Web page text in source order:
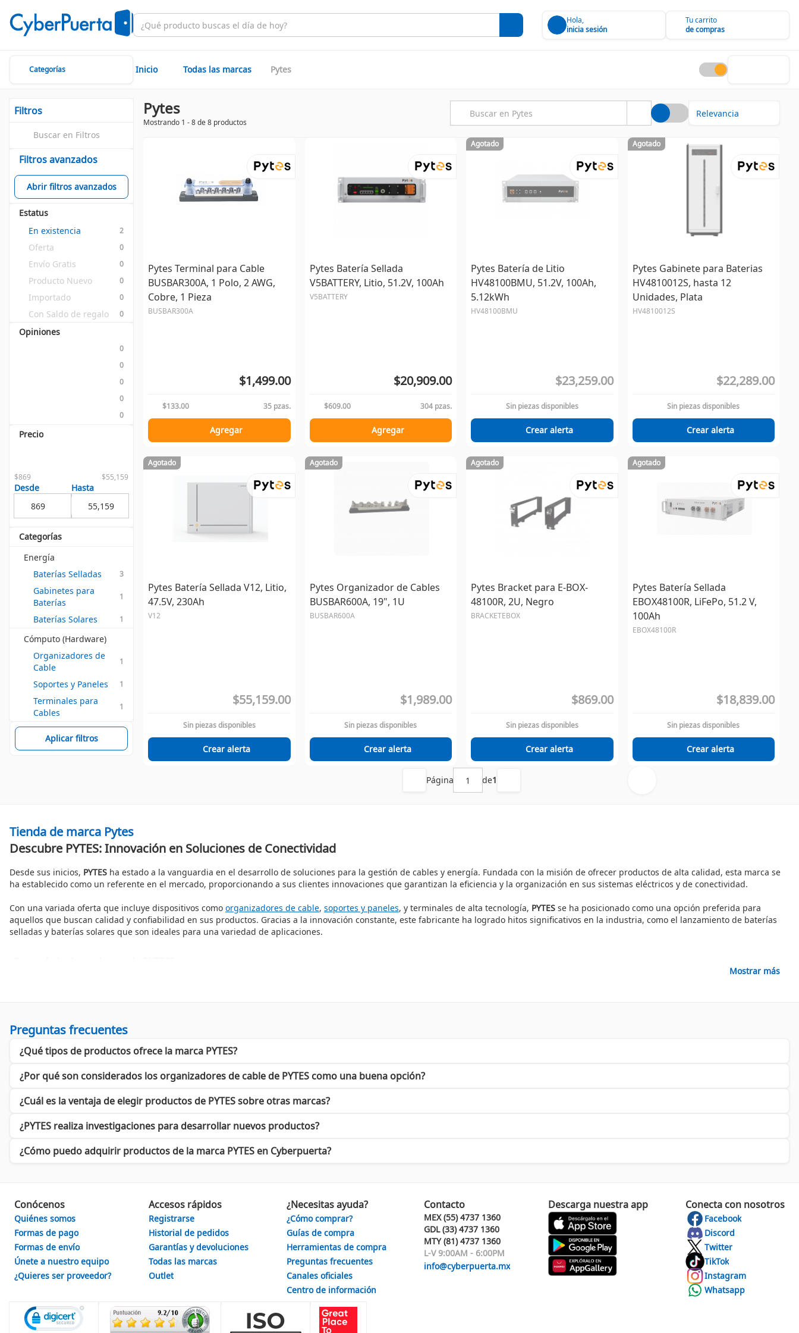
Hola,
inicia sesión
Tu carrito
de compras
Categorías Inicio Todas las marcas Pytes
Filtros
Filtros avanzados
Abrir filtros avanzados
Estatus
En existencia
2
Oferta 0
Envío Gratis 0
Producto Nuevo 0
Importado 0
Con Saldo de regalo 0
Opiniones
0
0
0
0
0
Precio
$869 $55,159
Desde Hasta
Categorías
Energía
Baterías Selladas
3
Gabinetes para
Baterías
1
Baterías Solares 1
Cómputo (Hardware)
Organizadores de
Cable
1
Soportes y Paneles 1
Terminales para
Cables
1
Aplicar filtros
Pytes
Mostrando 1 - 8 de 8 productos
Pytes Terminal para Cable
BUSBAR300A, 1 Polo, 2 AWG,
Cobre, 1 Pieza
BUSBAR300A
$1,499.00
$133.00 35 pzas.
Agregar
Pytes Batería Sellada
V5BATTERY, Litio, 51.2V, 100Ah
V5BATTERY
$20,909.00
$609.00 304 pzas.
Agregar
Agotado
Pytes Batería de Litio
HV48100BMU, 51.2V, 100Ah,
5.12kWh
HV48100BMU
$23,259.00
Sin piezas disponibles
Crear alerta
Agotado
Pytes Gabinete para Baterias
HV4810012S, hasta 12
Unidades, Plata
HV4810012S
$22,289.00
Sin piezas disponibles
Crear alerta
Agotado
Pytes Batería Sellada V12, Litio,
47.5V, 230Ah
V12
$55,159.00
Sin piezas disponibles
Crear alerta
Agotado
Pytes Organizador de Cables
BUSBAR600A, 19", 1U
BUSBAR600A
$1,989.00
Sin piezas disponibles
Crear alerta
Agotado
Pytes Bracket para E-BOX-
48100R, 2U, Negro
BRACKETEBOX
$869.00
Sin piezas disponibles
Crear alerta
Agotado
Pytes Batería Sellada
EBOX48100R, LiFePo, 51.2 V,
100Ah
EBOX48100R
$18,839.00
Sin piezas disponibles
Crear alerta
Página de1
Tienda de marca Pytes
Descubre PYTES: Innovación en Soluciones de Conectividad
Desde sus inicios, PYTES ha estado a la vanguardia en el desarrollo de soluciones para la gestión de cables y energía. Fundada con la misión de ofrecer productos de alta calidad, esta marca se
ha establecido como un referente en el mercado, proporcionando a sus clientes innovaciones que garantizan la eficiencia y la organización en sus sistemas eléctricos y de conectividad.
Con una variada oferta que incluye dispositivos como organizadores de cable, soportes y paneles, y terminales de alta tecnología, PYTES se ha posicionado como una opción preferida para
aquellos que buscan calidad y confiabilidad en sus productos. Gracias a la innovación constante, este fabricante ha logrado hitos significativos en la industria, como el lanzamiento de baterías
selladas y baterías solares que son ideales para una variedad de aplicaciones.
Al explorar la oferta dePYTES, encontrarás:
Organizadores de Cable
Soportes y Paneles: Ideales para instalar componentes de manera segura y eficiente.
Baterías Selladas: Ofrecen un rendimiento confiable en cualquier situación.
No importa el proyecto que tengas en mente,
cuenta con la solución ideal. Con el respaldo de una marca sólida y reconocida, puedes confiar en la calidad y el rendimiento de cada uno de
sus productos. Visita nuestra tienda y transforma la manera en que gestionas tus cables y energía.
En resumen, el éxito dePYTESradica en su capacidad para adaptarse a las necesidades del mercado y ofrecer productos innovadores que realmente hacen la diferencia. ¿Estás listo para dar el
siguiente paso en tus proyectos de conectividad? ¡Descubre todo lo quePYTEStiene para ofrecerte hoy mismo!
Mostrar más
Preguntas frecuentes
¿Qué tipos de productos ofrece la marca PYTES?
¿Por qué son considerados los organizadores de cable de PYTES como una buena opción?
¿Cuál es la ventaja de elegir productos de PYTES sobre otras marcas?
¿PYTES realiza investigaciones para desarrollar nuevos productos?
¿Cómo puedo adquirir productos de la marca PYTES en Cyberpuerta?
Conócenos
Quiénes somos
Formas de pago
Formas de envío
Únete a nuestro equipo
¿Quieres ser proveedor?
Accesos rápidos
Registrarse
Historial de pedidos
Garantías y devoluciones
Todas las marcas
Outlet
¿Necesitas ayuda?
¿Cómo comprar?
Guías de compra
Herramientas de compra
Preguntas frecuentes
Canales oficiales
Centro de información
Contacto
MEX (55) 4737 1360
GDL (33) 4737 1360
MTY (81) 4737 1360
L-V 9:00AM - 6:00PM
info@cyberpuerta.mx
Descarga nuestra app Conecta con nosotros
Facebook
Discord
Twitter
TikTok
Instagram
Whatsapp